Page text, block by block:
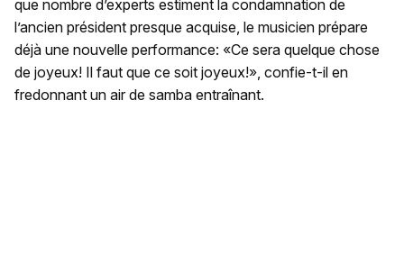
que nombre d’experts estiment la condamnation de
l’ancien président presque acquise, le musicien prépare
déjà une nouvelle performance: «Ce sera quelque chose
de joyeux! Il faut que ce soit joyeux!», confie-t-il en
fredonnant un air de samba entraînant.